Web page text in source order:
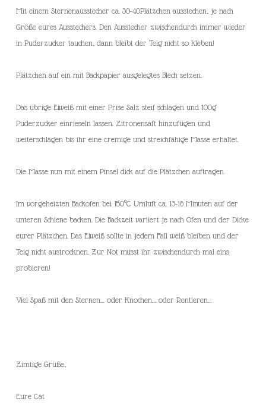
Mit einem Sternenausstecher ca. 30-40Plätzchen ausstechen, je nach
Größe eures Ausstechers. Den Ausstecher zwischendurch immer wieder
in Puderzucker tauchen, dann bleibt der Teig nicht so kleben!
Plätzchen auf ein mit Backpapier ausgelegtes Blech setzen.
Das übrige Eiweiß mit einer Prise Salz steif schlagen und 100g
Puderzucker einrieseln lassen. Zitronensaft hinzufügen und
weiterschlagen bis ihr eine cremige und streichfähige Masse erhaltet.
Die Masse nun mit einem Pinsel dick auf die Plätzchen auftragen.
Im vorgeheizten Backofen bei 150°C Umluft ca. 13-16 Minuten auf der
unteren Schiene backen. Die Backzeit variiert je nach Ofen und der Dicke
eurer Plätzchen. Das Eiweiß sollte in jedem Fall weiß bleiben und der
Teig nicht austrocknen. Zur Not müsst ihr zwischendurch mal eins
probieren!
Viel Spaß mit den Sternen… oder Knochen… oder Rentieren…
Zimtige Grüße,
Eure Cat